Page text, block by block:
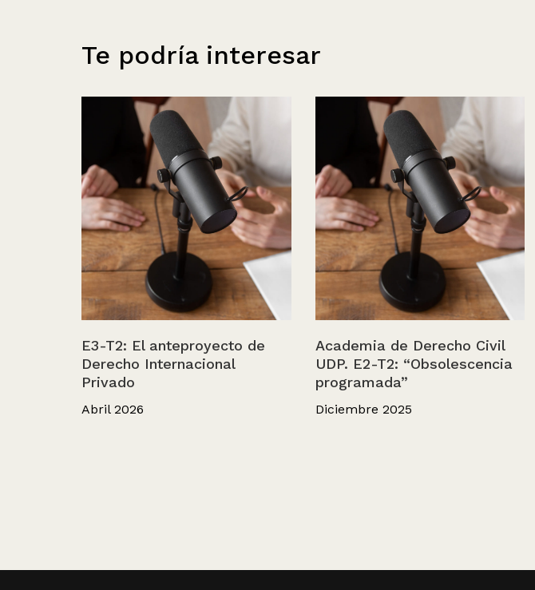
Te podría interesar
E3-T2: El anteproyecto de
Derecho Internacional
Privado
Abril 2026
Academia de Derecho Civil
UDP. E2-T2: “Obsolescencia
programada”
Diciembre 2025